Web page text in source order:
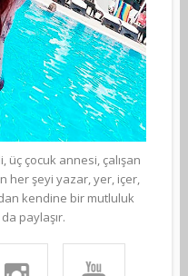
üç çocuk annesi, çalışan
her şeyi yazar, yer, içer,
kendine bir mutluluk
paylaşır.